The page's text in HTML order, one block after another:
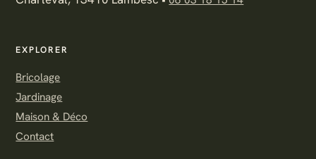
EXPLORER
Bricolage
Jardinage
Maison & Déco
Contact